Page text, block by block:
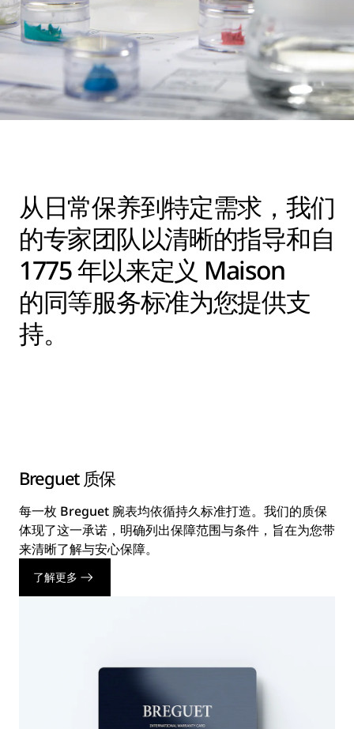
从日常保养到特定需求，我们
的专家团队以清晰的指导和自
1775 年以来定义 Maison
的同等服务标准为您提供支
持。
Breguet 质保
每一枚 Breguet 腕表均依循持久标准打造。我们的质保
体现了这一承诺，明确列出保障范围与条件，旨在为您带
来清晰了解与安心保障。
了解更多